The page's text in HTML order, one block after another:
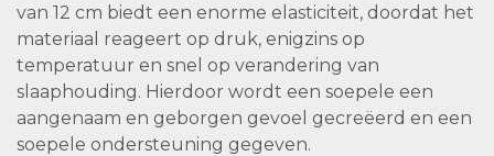
van 12 cm biedt een enorme elasticiteit, doordat het
materiaal reageert op druk, enigzins op
temperatuur en snel op verandering van
slaaphouding. Hierdoor wordt een soepele een
aangenaam en geborgen gevoel gecreëerd en een
soepele ondersteuning gegeven.